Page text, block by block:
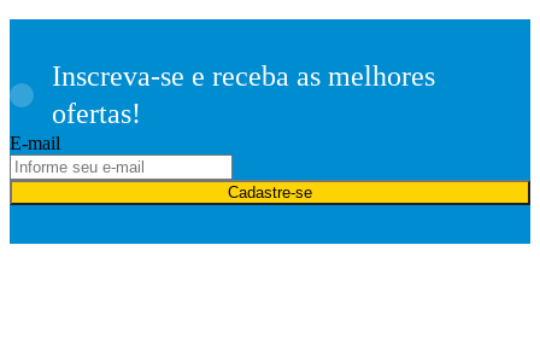
Inscreva-se e receba as melhores
ofertas!
E-mail
Cadastre-se